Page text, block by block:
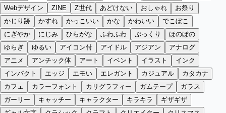
Webデザイン
ZINE Z世代 あどけない おしゃれ
お祭り
かじり跡
かすれ かっこいい かな かわいい
でこぼこ
にぎやか
にじみ ひらがな ふわふわ ぷっくり
ほのぼの
ゆらぎ
ゆるい アイコン付 アイドル アジアン
アナログ
アニメ
アンチック体 アート イベント イラスト
インク
インパクト
エッジ エモい エレガント カジュアル
カタカナ
カフェ
カラーフォント カリグラフィー ガムテープ
ガラス
ガーリー
キャッチー キャラクター キラキラ
ギザギザ